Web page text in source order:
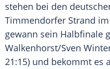
stehen bei den
Timmendorfer Strand im
gewann sein Halbfinale
Walkenhorst/Sven
21:15) und bekommt es